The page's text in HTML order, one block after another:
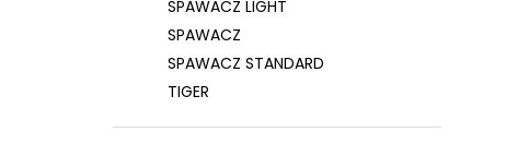
SPAWACZ LIGHT
SPAWACZ
SPAWACZ STANDARD
TIGER